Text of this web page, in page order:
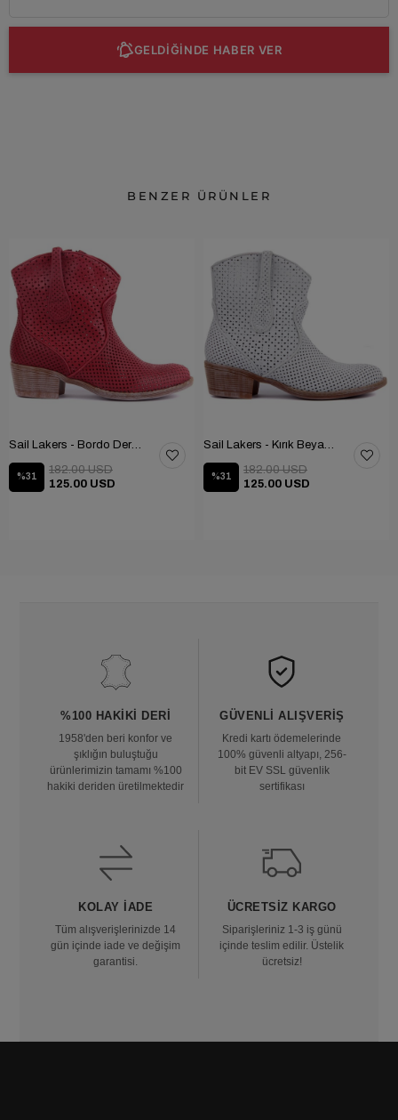
GELDİĞİNDE HABER VER
BENZER ÜRÜNLER
%31
125.00 USD
182.00 USD
%31
125.00 USD
182.00 USD
%100 HAKIKI DERI
1958'den beri konfor ve
şıklığın buluştuğu
ürünlerimizin tamamı %100
hakiki deriden üretilmektedir
GÜVENLI ALIŞVERIŞ
Kredi kartı ödemelerinde
100% güvenli altyapı, 256-
bit EV SSL güvenlik
sertifikası
KOLAY İADE
Tüm alışverişlerinizde 14
gün içinde iade ve değişim
garantisi.
ÜCRETSIZ KARGO
Siparişleriniz 1-3 iş günü
içinde teslim edilir. Üstelik
ücretsiz!